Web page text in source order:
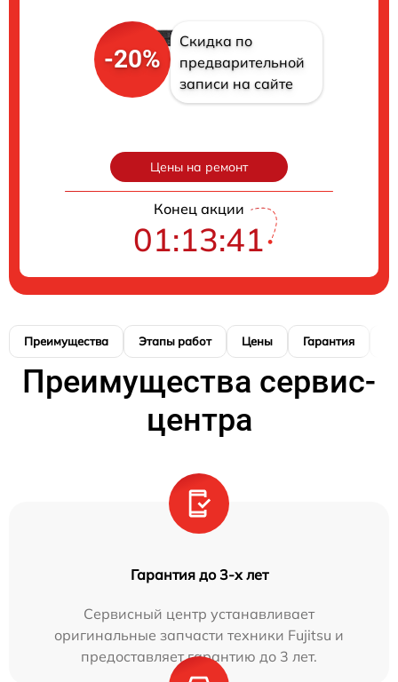
-20%
Скидка по
предварительной
записи на сайте
Цены на ремонт
Конец акции
01:13:40
Преимущества Этапы работ Цены Гарантия
Преимущества сервис-
центра
Гарантия до 3-х лет
Сервисный центр устанавливает
оригинальные запчасти техники Fujitsu и
предоставляет гарантию до 3 лет.